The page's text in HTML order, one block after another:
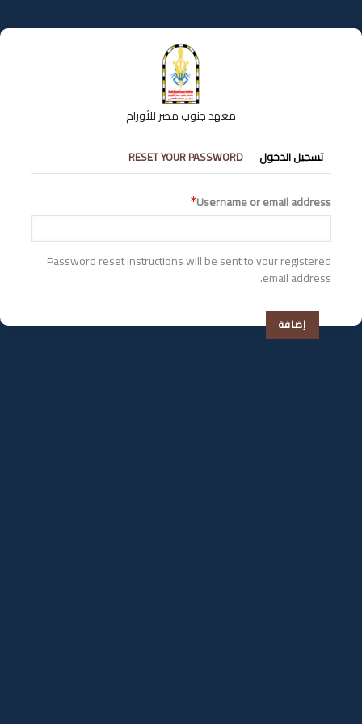
إلى
المحتوى
معهد جنوب مصر للأورام
التبويبات
الأساسية
تسجيل الدخول RESET YOUR PASSWORD
Username or email address
Password reset instructions will be sent to your registered
email address.